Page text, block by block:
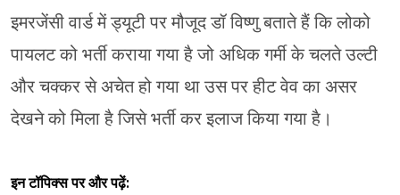
इमरजेंसी वार्ड में ड्यूटी पर मौजूद डॉ विष्णु बताते हैं कि लोको
पायलट को भर्ती कराया गया है जो अधिक गर्मी के चलते उल्टी
और चक्कर से अचेत हो गया था उस पर हीट वेव का असर
देखने को मिला है जिसे भर्ती कर इलाज किया गया है।
इन टॉपिक्स पर और पढ़ें: